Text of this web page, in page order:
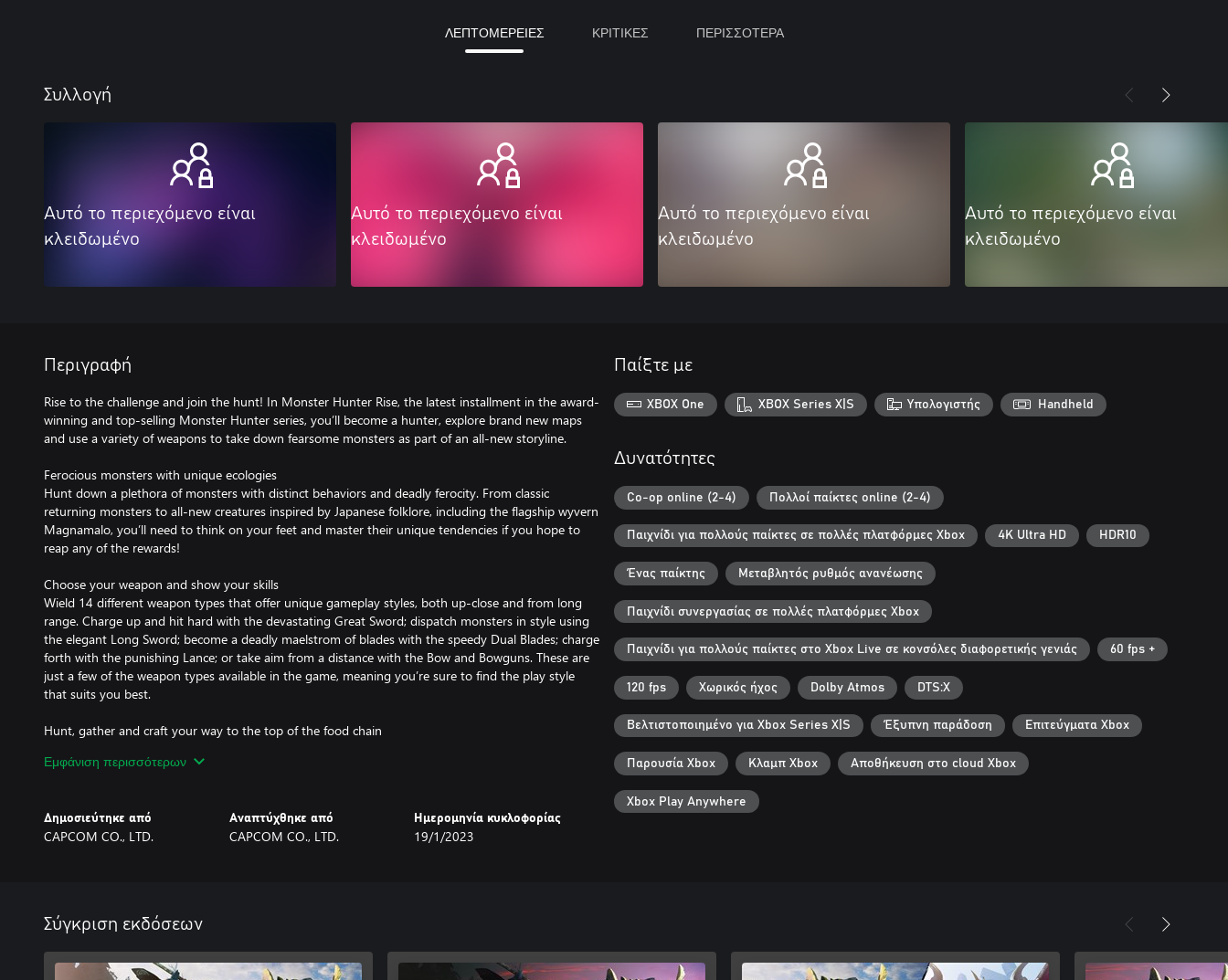
ΛΕΠΤΟΜΕΡΕΙΕΣ ΚΡΙΤΙΚΕΣ ΠΕΡΙΣΣΟΤΕΡΑ
Συλλογή
Αυτό το περιεχόμενο είναι
κλειδωμένο
Αυτό το περιεχόμενο είναι
κλειδωμένο
Αυτό το περιεχόμενο είναι
κλειδωμένο
Αυτό το περιεχόμενο είναι
κλειδωμένο
Περιγραφή
Rise to the challenge and join the hunt! In Monster Hunter Rise, the latest installment in the award-
winning and top-selling Monster Hunter series, you’ll become a hunter, explore brand new maps
and use a variety of weapons to take down fearsome monsters as part of an all-new storyline.
Ferocious monsters with unique ecologies
Hunt down a plethora of monsters with distinct behaviors and deadly ferocity. From classic
returning monsters to all-new creatures inspired by Japanese folklore, including the flagship wyvern
Magnamalo, you’ll need to think on your feet and master their unique tendencies if you hope to
reap any of the rewards!
Choose your weapon and show your skills
Wield 14 different weapon types that offer unique gameplay styles, both up-close and from long
range. Charge up and hit hard with the devastating Great Sword; dispatch monsters in style using
the elegant Long Sword; become a deadly maelstrom of blades with the speedy Dual Blades; charge
forth with the punishing Lance; or take aim from a distance with the Bow and Bowguns. These are
just a few of the weapon types available in the game, meaning you’re sure to find the play style
that suits you best.
Hunt, gather and craft your way to the top of the food chain
upgrade your existing gear. Go back out on the field and hunt even fiercer monsters and earn even
Hunt solo or team up to take monsters down
Enjoy an exciting new storyline set in Kamura Village
This serene locale is inhabited by a colorful cast of villagers who have long lived in fear of the
Rampage - a catastrophic event where countless monsters attack the village all at once. 50 years
Εμφάνιση περισσότερων
Δημοσιεύτηκε από
CAPCOM CO., LTD.
Αναπτύχθηκε από
CAPCOM CO., LTD.
Ημερομηνία κυκλοφορίας
19/1/2023
Παίξτε με
XBOX One XBOX Series X|S Υπολογιστής Handheld
Δυνατότητες
Co-op online (2-4) Πολλοί παίκτες online (2-4)
Παιχνίδι για πολλούς παίκτες σε πολλές πλατφόρμες Xbox 4K Ultra HD HDR10
Ένας παίκτης Μεταβλητός ρυθμός ανανέωσης
Παιχνίδι συνεργασίας σε πολλές πλατφόρμες Xbox
Παιχνίδι για πολλούς παίκτες στο Xbox Live σε κονσόλες διαφορετικής γενιάς 60 fps +
120 fps Χωρικός ήχος Dolby Atmos DTS:X
Βελτιστοποιημένο για Xbox Series X|S Έξυπνη παράδοση Επιτεύγματα Xbox
Παρουσία Xbox Κλαμπ Xbox Αποθήκευση στο cloud Xbox
Xbox Play Anywhere
Σύγκριση εκδόσεων